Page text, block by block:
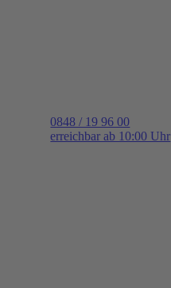
0848 / 19 96 00
erreichbar ab 10:00 Uhr